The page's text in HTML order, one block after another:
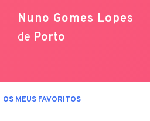
Nuno Gomes Lopes
de Porto
OS MEUS FAVORITOS